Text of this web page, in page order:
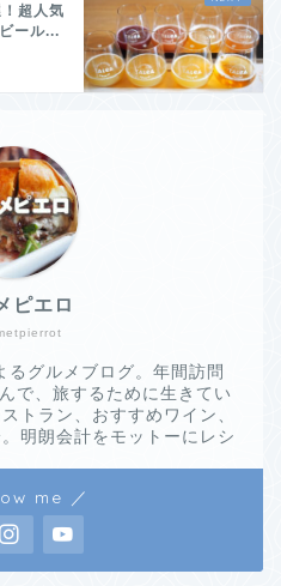
超人気
ール...
ピエロ
るグルメブログ。年間訪問
で、旅するために生きてい
トラン、おすすめワイン、
明朗会計をモットーにレシ
me ／